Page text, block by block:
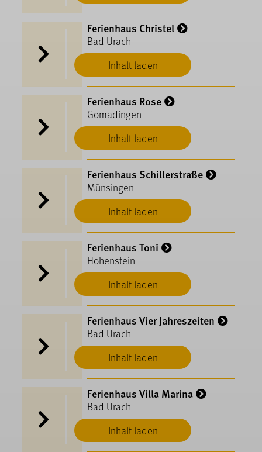
Inhalt laden
Ferienhaus Christel
Bad Urach
Inhalt laden
Ferienhaus Rose
Gomadingen
Inhalt laden
Ferienhaus Schillerstraße
Münsingen
Inhalt laden
Ferienhaus Toni
Hohenstein
Inhalt laden
Ferienhaus Vier Jahreszeiten
Bad Urach
Inhalt laden
Ferienhaus Villa Marina
Bad Urach